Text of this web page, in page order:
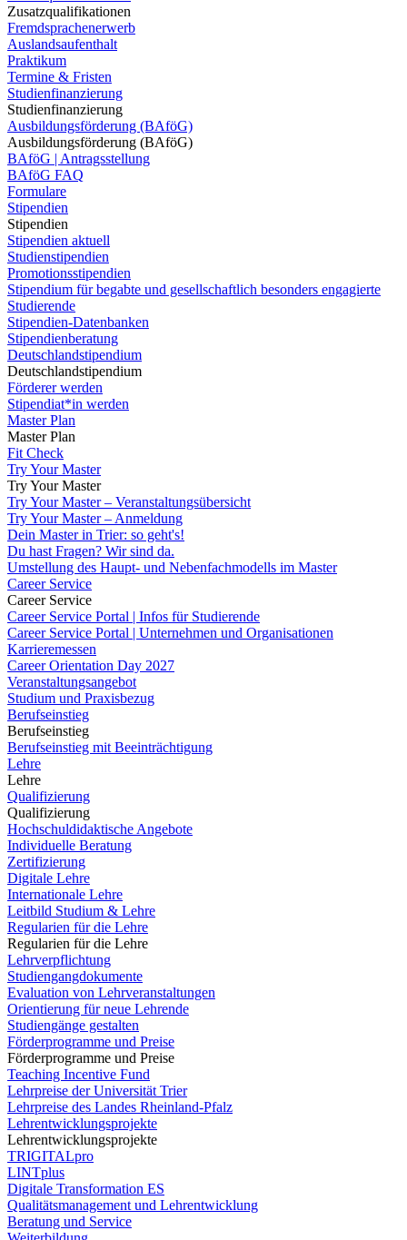
Zusatzqualifikationen
Fremdsprachenerwerb
Auslandsaufenthalt
Praktikum
Termine & Fristen
Studienfinanzierung
Studienfinanzierung
Ausbildungsförderung (BAföG)
Ausbildungsförderung (BAföG)
BAföG | Antragsstellung
BAföG FAQ
Formulare
Stipendien
Stipendien
Stipendien aktuell
Studienstipendien
Promotionsstipendien
Stipendium für begabte und gesellschaftlich besonders engagierte
Studierende
Stipendien-Datenbanken
Stipendienberatung
Deutschlandstipendium
Deutschlandstipendium
Förderer werden
Stipendiat*in werden
Master Plan
Master Plan
Fit Check
Try Your Master
Try Your Master
Try Your Master – Veranstaltungsübersicht
Try Your Master – Anmeldung
Dein Master in Trier: so geht's!
Du hast Fragen? Wir sind da.
Umstellung des Haupt- und Nebenfachmodells im Master
Career Service
Career Service
Career Service Portal | Infos für Studierende
Career Service Portal | Unternehmen und Organisationen
Karrieremessen
Career Orientation Day 2027
Veranstaltungsangebot
Studium und Praxisbezug
Berufseinstieg
Berufseinstieg
Berufseinstieg mit Beeinträchtigung
Lehre
Lehre
Qualifizierung
Qualifizierung
Hochschuldidaktische Angebote
Individuelle Beratung
Zertifizierung
Digitale Lehre
Internationale Lehre
Leitbild Studium & Lehre
Regularien für die Lehre
Regularien für die Lehre
Lehrverpflichtung
Studiengangdokumente
Evaluation von Lehrveranstaltungen
Orientierung für neue Lehrende
Studiengänge gestalten
Förderprogramme und Preise
Förderprogramme und Preise
Teaching Incentive Fund
Lehrpreise der Universität Trier
Lehrpreise des Landes Rheinland-Pfalz
Lehrentwicklungsprojekte
Lehrentwicklungsprojekte
TRIGITALpro
LINTplus
Digitale Transformation ES
Qualitätsmanagement und Lehrentwicklung
Beratung und Service